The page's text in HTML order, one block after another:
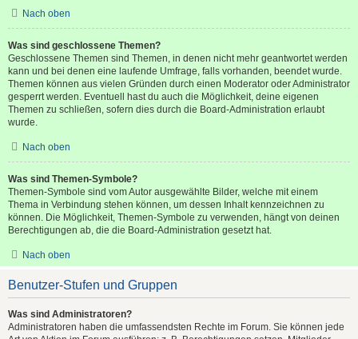
Nach oben
Was sind geschlossene Themen?
Geschlossene Themen sind Themen, in denen nicht mehr geantwortet werden
kann und bei denen eine laufende Umfrage, falls vorhanden, beendet wurde.
Themen können aus vielen Gründen durch einen Moderator oder Administrator
gesperrt werden. Eventuell hast du auch die Möglichkeit, deine eigenen
Themen zu schließen, sofern dies durch die Board-Administration erlaubt
wurde.
Nach oben
Was sind Themen-Symbole?
Themen-Symbole sind vom Autor ausgewählte Bilder, welche mit einem
Thema in Verbindung stehen können, um dessen Inhalt kennzeichnen zu
können. Die Möglichkeit, Themen-Symbole zu verwenden, hängt von deinen
Berechtigungen ab, die die Board-Administration gesetzt hat.
Nach oben
Benutzer-Stufen und Gruppen
Was sind Administratoren?
Administratoren haben die umfassendsten Rechte im Forum. Sie können jede